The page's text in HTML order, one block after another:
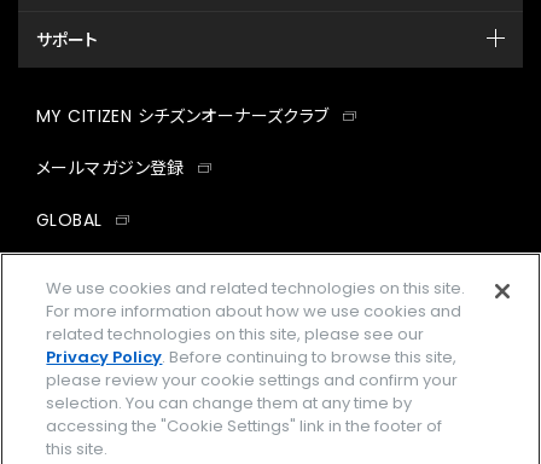
サポート
MY CITIZEN シチズンオーナーズクラブ
メールマガジン登録
GLOBAL
facebookinstagramtwitter
企業情報 ご利用規約
プライバシーポリシー Cookies Settings
We use cookies and related technologies on this site.
For more information about how we use cookies and
related technologies on this site, please see our
Privacy Policy. Before continuing to browse this site,
please review your cookie settings and confirm your
selection. You can change them at any time by
accessing the "Cookie Settings" link in the footer of
this site.